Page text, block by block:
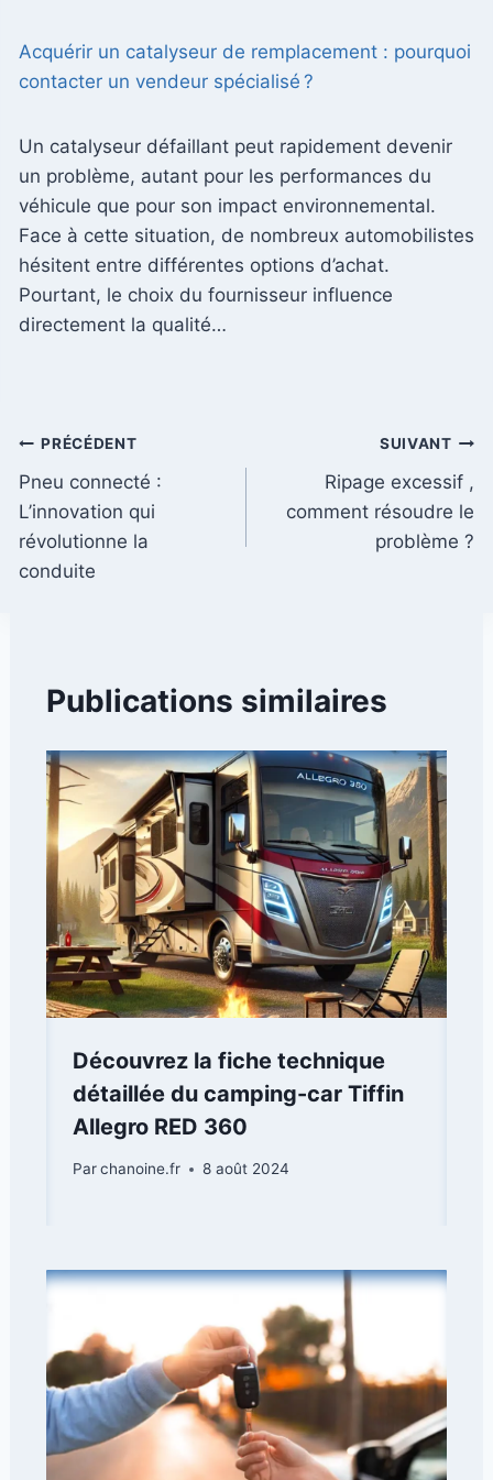
Acquérir un catalyseur de remplacement : pourquoi
contacter un vendeur spécialisé ?
Un catalyseur défaillant peut rapidement devenir
un problème, autant pour les performances du
véhicule que pour son impact environnemental.
Face à cette situation, de nombreux automobilistes
hésitent entre différentes options d’achat.
Pourtant, le choix du fournisseur influence
directement la qualité…
Navigation
de
l’article
PRÉCÉDENT
Pneu connecté :
L’innovation qui
révolutionne la
conduite
SUIVANT
Ripage excessif ,
comment résoudre le
problème ?
Publications similaires
Découvrez la fiche technique
détaillée du camping-car Tiffin
Allegro RED 360
Parchanoine.fr 8 août 2024